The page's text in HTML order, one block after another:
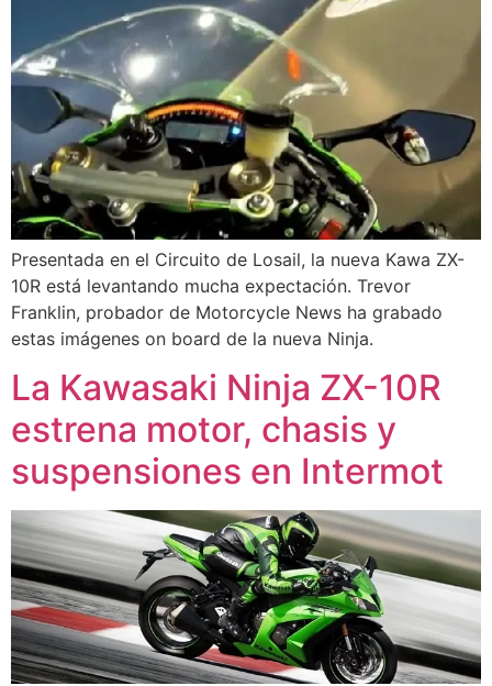
Presentada en el Circuito de Losail, la nueva Kawa ZX-
10R está levantando mucha expectación. Trevor
Franklin, probador de Motorcycle News ha grabado
estas imágenes on board de la nueva Ninja.
La Kawasaki Ninja ZX-10R
estrena motor, chasis y
suspensiones en Intermot